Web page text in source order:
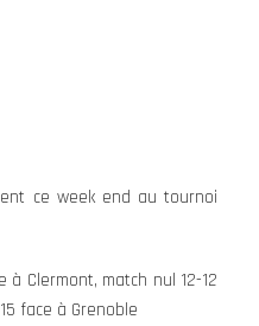
ce week end au tournoi
à Clermont, match nul 12-12
face à Grenoble